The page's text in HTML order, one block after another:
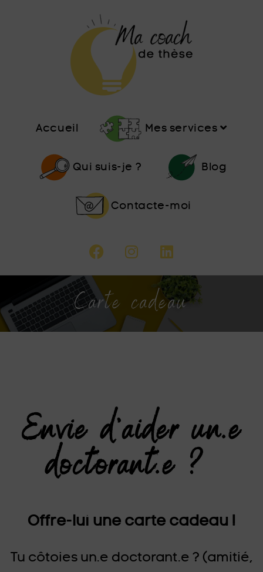
Accueil Mes services
Qui suis-je ? Blog
Contacte-moi
Carte cadeau
Envie d'aider un.e
doctorant.e ? ​
Offre-lui une carte cadeau !
Tu côtoies un.e doctorant.e ? (amitié,